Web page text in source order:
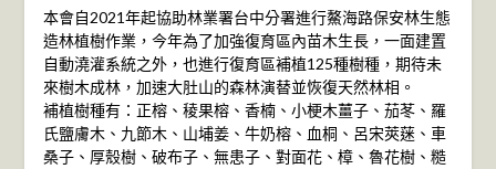
本會自2021年起協助林業署台中分署進行鰲海路保安林生態
造林植樹作業，今年為了加強復育區內苗木生長，一面建置
自動澆灌系統之外，也進行復育區補植125種樹種，期待未
來樹木成林，加速大肚山的森林演替並恢復天然林相。
補植樹種有：正榕、稜果榕、香楠、小梗木薑子、茄苳、羅
氏鹽膚木、九節木、山埔姜、牛奶榕、血桐、呂宋莢蒾、車
桑子、厚殼樹、破布子、無患子、對面花、樟、魯花樹、糙